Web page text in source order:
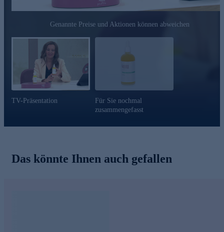
Genannte Preise und Aktionen können abweichen
TV-Präsentation
Für Sie nochmal
zusammengefasst
Das könnte Ihnen auch gefallen